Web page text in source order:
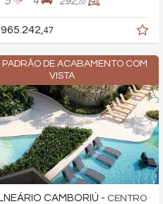
00
47
PADRÃO DE ACABAMENTO COM
VISTA
CAMBORIÚ - CENTRO